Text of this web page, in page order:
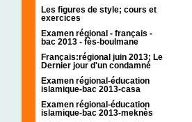
Les figures de style; cours et
exercices
Examen régional - français -
bac 2013 - fès-boulmane
Français:régional juin 2013; Le
Dernier jour d'un condamné
Examen régional-éducation
islamique-bac 2013-casa
Examen régional-éducation
islamique-bac 2013-meknès